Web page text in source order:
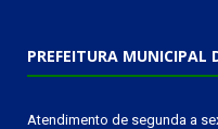
PREFEITURA MUNICIPAL
Atendimento de segunda a